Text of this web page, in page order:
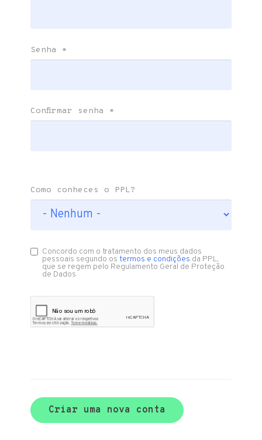
Senha *
Confirmar senha *
Como conheces o PPL?
Concordo com o tratamento dos meus dados
pessoais segundo ostermos e condições da PPL,
que se regem pelo Regulamento Geral de Proteção
de Dados
Criar uma nova conta